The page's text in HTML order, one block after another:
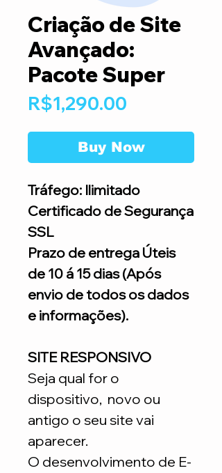
Criação de Site
Avançado:
Pacote Super
R$1,290.00
Buy Now
Tráfego: Ilimitado
Certificado de Segurança
SSL
Prazo de entrega Úteis
de 10 á 15 dias (Após
envio de todos os dados
e informações).
SITE RESPONSIVO
Seja qual for o
dispositivo, novo ou
antigo o seu site vai
aparecer.
O desenvolvimento de E-